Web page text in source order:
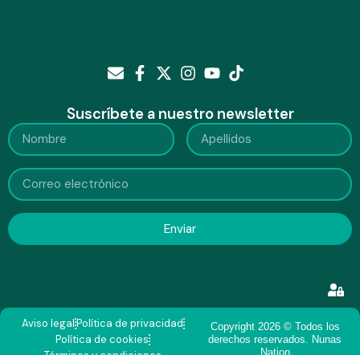
Suscríbete a nuestro newsletter
Enviar
Copyright 2026 © Todos los
derechos reservados. Nunas
Nation
Aviso legalPolítica de privacidad
Política de cookies